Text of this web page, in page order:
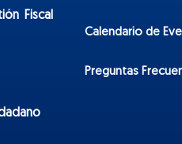
Fiscal
Calendario de
Preguntas